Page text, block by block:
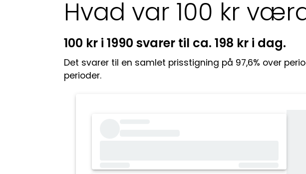
Hvad var 100 kr
100 kr i 1990 svarer til ca. 198 kr i dag.
Det svarer til en samlet prisstigning på 97,6% over
perioder.